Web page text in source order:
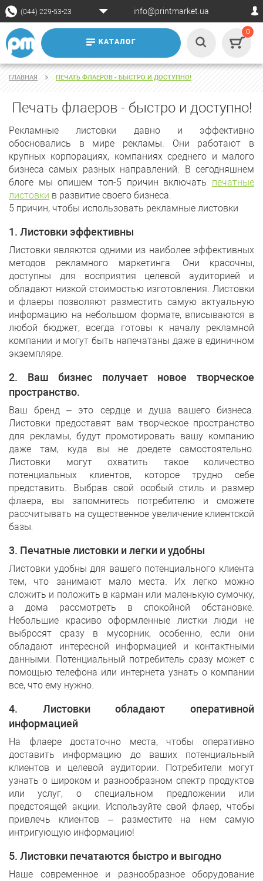
(044) 229-53-23 info@printmarket.ua
КАТАЛОГ
0
ГЛАВНАЯ ПЕЧАТЬ ФЛАЕРОВ - БЫСТРО И ДОСТУПНО!
Печать флаеров - быстро и доступно!
Рекламные листовки давно и эффективно
обосновались в мире рекламы. Они работают в
крупных корпорациях, компаниях среднего и малого
бизнеса самых разных направлений. В сегодняшнем
блоге мы опишем топ-5 причин включать печатные
листовки в развитие своего бизнеса.
5 причин, чтобы использовать рекламные листовки
1. Листовки эффективны
Листовки являются одними из наиболее эффективных
методов рекламного маркетинга. Они красочны,
доступны для восприятия целевой аудиторией и
обладают низкой стоимостью изготовления. Листовки
и флаеры позволяют разместить самую актуальную
информацию на небольшом формате, вписываются в
любой бюджет, всегда готовы к началу рекламной
компании и могут быть напечатаны даже в единичном
экземпляре.
2. Ваш бизнес получает новое творческое
пространство.
Ваш бренд – это сердце и душа вашего бизнеса.
Листовки предоставят вам творческое пространство
для рекламы, будут промотировать вашу компанию
даже там, куда вы не доедете самостоятельно.
Листовки могут охватить такое количество
потенциальных клиентов, которое трудно себе
представить. Выбрав свой особый стиль и размер
флаера, вы запомнитесь потребителю и сможете
рассчитывать на существенное увеличение клиентской
базы
3. Печатные листовки и легки и удобны
Листовки удобны для вашего потенциального клиента
тем, что занимают мало места. Их легко можно
сложить и положить в карман или маленькую сумочку,
а дома рассмотреть в спокойной обстановке.
Небольшие красиво оформленные листки люди не
выбросят сразу в мусорник, особенно, если они
обладают интересной информацией и контактными
данными. Потенциальный потребитель сразу может с
помощью телефона или интернета узнать о компании
все, что ему нужно.
4. Листовки обладают оперативной
информацией
На флаере достаточно места, чтобы оперативно
доставить информацию до ваших потенциальный
клиентов и целевой аудитории. Потребители могут
узнать о широком и разнообразном спектр продуктов
или услуг, о специальном предложении или
предстоящей акции. Используйте свой флаер, чтобы
привлечь клиентов – разместите на нем самую
интригующую информацию!
5. Листовки печатаются быстро и выгодно
Наше современное и разнообразное оборудование